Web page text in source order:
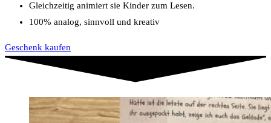
Gleichzeitig animiert sie Kinder zum Lesen.
100% analog, sinnvoll und kreativ
Geschenk kaufen